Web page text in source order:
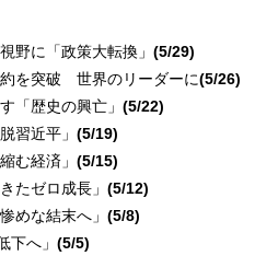
に「政策大転換」 (5/29)
を突破 世界のリーダーに(5/26)
「歴史の興亡」 (5/22)
習近平」 (5/19)
む経済」 (5/15)
たゼロ成長」 (5/12)
めな結末へ」 (5/8)
へ」 (5/5)